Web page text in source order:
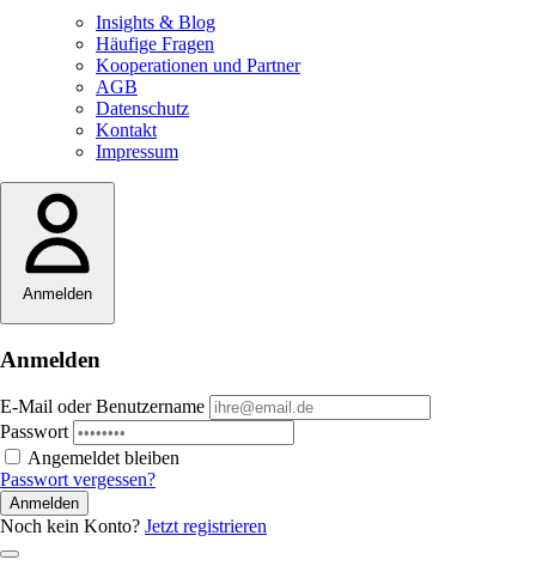
Insights & Blog
Häufige Fragen
Kooperationen und Partner
AGB
Datenschutz
Kontakt
Impressum
Anmelden
Anmelden
E-Mail oder Benutzername
Passwort
Angemeldet bleiben
Passwort vergessen?
Anmelden
Noch kein Konto? Jetzt registrieren